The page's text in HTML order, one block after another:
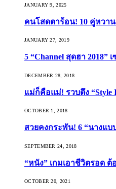
JANUARY 9, 2025
คนโสดตาร้อน! 10 คู่หวา
JANUARY 27, 2019
5 “Channel สุดฮา 2018”
DECEMBER 28, 2018
แม่ก็คือแม่! รวบตึง “Style
OCTOBER 1, 2018
สวยคงกระพัน! 6 “นางแบ
SEPTEMBER 24, 2018
“หนัง” เกมเอาชีวิตรอด ต้
OCTOBER 20, 2021